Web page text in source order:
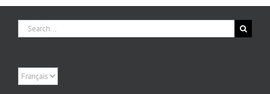
Search
for:
Choisir
une